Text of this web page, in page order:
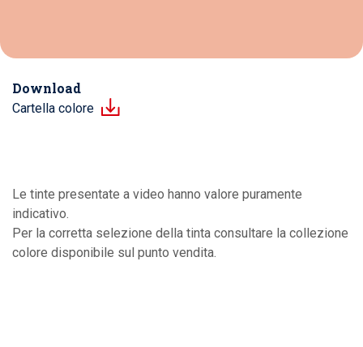
Download
Cartella colore
Le tinte presentate a video hanno valore puramente
indicativo.
Per la corretta selezione della tinta consultare la collezione
colore disponibile sul punto vendita.